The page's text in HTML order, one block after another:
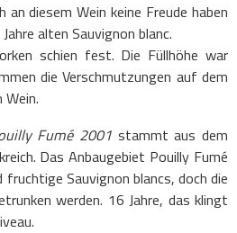
diesem Wein keine Freude haben
alten Sauvignon blanc.
schien fest. Die Füllhöhe war
die Verschmutzungen auf dem
Fumé 2001 stammt aus dem
Das Anbaugebiet Pouilly Fumé
Sauvignon blancs, doch die
werden. 16 Jahre, das klingt